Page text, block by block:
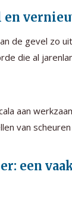
de gevel zo
die al
aan
van
een